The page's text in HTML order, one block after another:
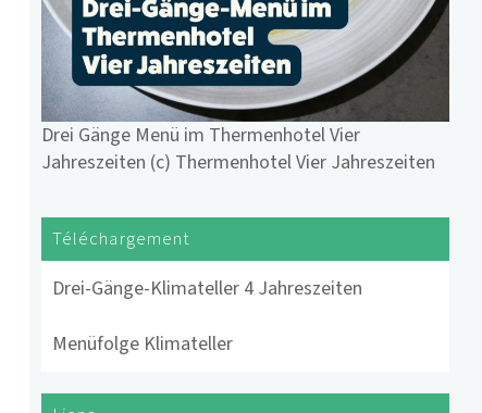
Drei Gänge Menü im Thermenhotel Vier
Jahreszeiten (c) Thermenhotel Vier Jahreszeiten
Téléchargement
Drei-Gänge-Klimateller 4 Jahreszeiten
Menüfolge Klimateller